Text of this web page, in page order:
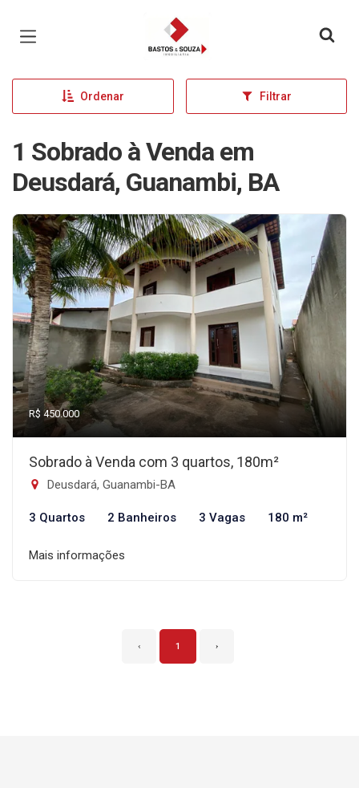
Página inicial
Ordenar Filtrar
1 Sobrado à Venda em
Deusdará, Guanambi, BA
R$ 450.000
Sobrado à Venda com 3 quartos, 180m²
Deusdará, Guanambi-BA
3 Quartos 2 Banheiros 3 Vagas 180 m²
Mais informações
‹ 1 ›